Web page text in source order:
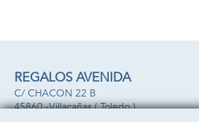
REGALOS AVENIDA
C/ CHACON 22 B
45860 -Villacañas( Toledo )